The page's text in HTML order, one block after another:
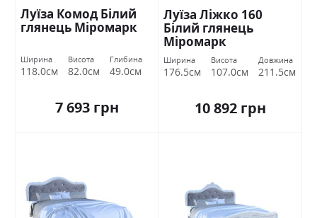
Луїза Комод Білий
глянець Міромарк
Ширина
118.0см
Висота
82.0см
Глибина
49.0см
7 693 грн
Луїза Ліжко 160
Білий глянець
Міромарк
Ширина
176.5см
Висота
107.0см
Довжина
211.5см
10 892 грн